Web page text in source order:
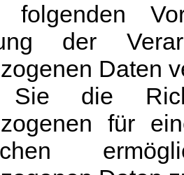
der
Daten
die
für